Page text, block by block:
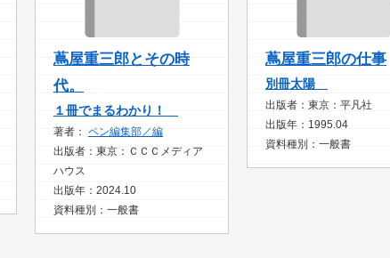
蔦屋重三郎とその時
代。
１冊でまるわかり！
著者： ペン編集部／編
出版者：東京：ＣＣＣメディア
ハウス
出版年：2024.10
資料種別：一般書
蔦屋重三郎の仕事
別冊太陽
出版者：東京：平凡社
出版年：1995.04
資料種別：一般書